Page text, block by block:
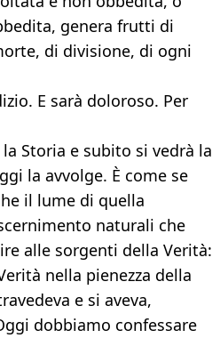
genera frutti di
di divisione, di ogni
E sarà doloroso. Per
Storia e subito si vedrà la
la avvolge. È come se
il lume di quella
naturali che
alle sorgenti della Verità:
nella pienezza della
e si aveva,
dobbiamo confessare